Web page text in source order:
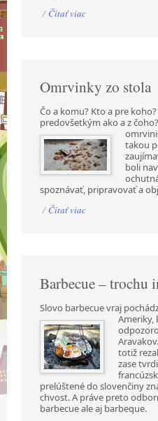
/ Čítať viac
Omrvinky zo stola
Čo a komu? Kto a pre
predovšetkým ako a z
takou
boli
spoznávať, pripravovať a
/ Čítať viac
Barbecue – trochu
Slovo barbecue vraj
totiž
zase
prelúštené do slovenčiny
chvost. A práve preto
barbecue ale aj barbeque.